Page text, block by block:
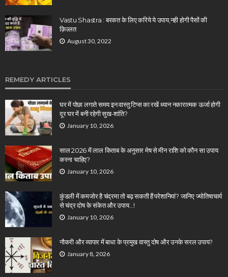
Vastu Shastra : बरकत के लिए करिये ये उपाय,नही होगी पैसों की
क़िल्लत
August 30, 2022
REMEDY ARTICLES
घर में पोछा लगाते समय इन वास्तु टिप्स का रखें ध्यान नकारात्मक ऊर्जा होगी
दूर घर में बनी रहेगी सुख-शांति?
January 10, 2026
साल 2026 में लाल किताब के अनुसार मेष से मीन राशि को कौन सा उपाय
करना चाहिए?
January 10, 2026
कुंडली में कमजोर है चंद्रमा तो बढ़ सकती हैं परेशानियां? जानिए ज्योतिषाचार्य
से चंद्र दोष के संकेत और उपाय…!
January 10, 2026
नौकरी और व्यापार में बाधा के प्रमुख वास्तु दोष और उनके सरल उपाय?
January 8, 2026